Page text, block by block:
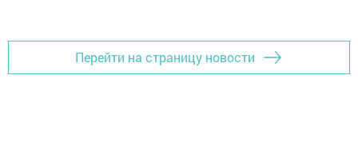
Перейти на страницу новости